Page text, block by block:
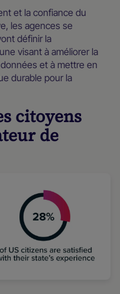
et la confiance du
les agences se
définir la
visant à améliorer la
et à mettre en
durable pour la
citoyens
de